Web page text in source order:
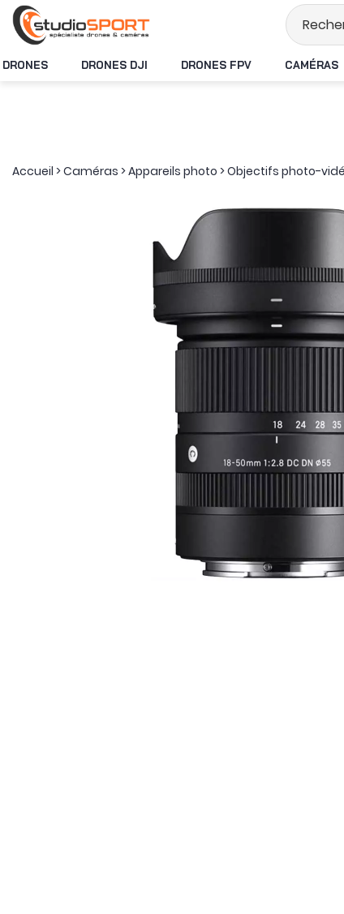
Stock en temps réel
DRONES DRONES DJI DRONES FPV CAMÉRAS
Accueil >Caméras >Appareils photo >Objectifs photo-